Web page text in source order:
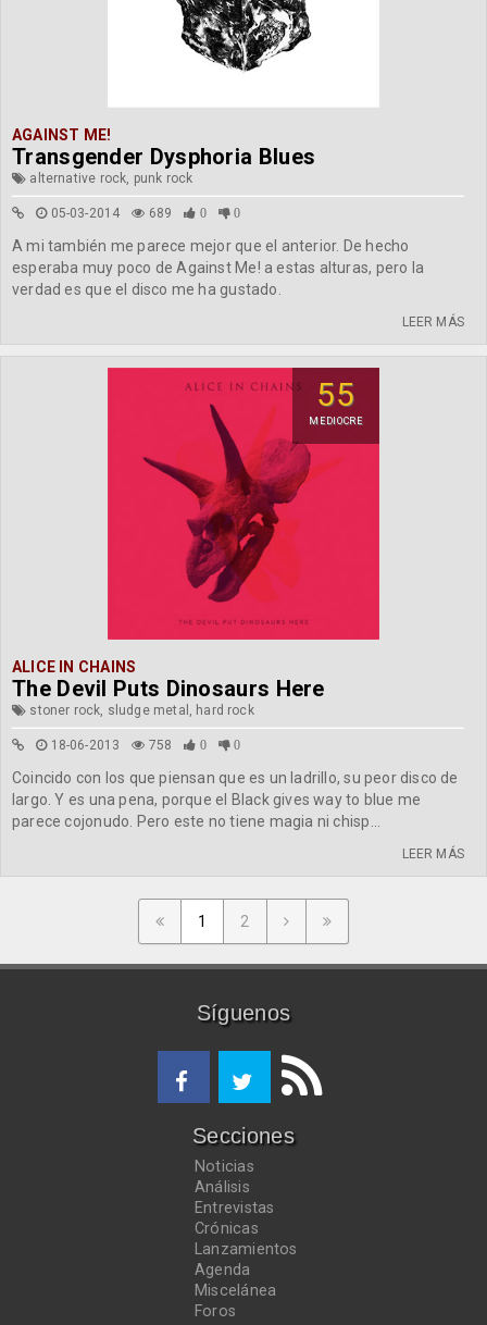
AGAINST ME!
Transgender Dysphoria Blues
alternative rock, punk rock
05-03-2014 689 0 0
A mi también me parece mejor que el anterior. De hecho
esperaba muy poco de Against Me! a estas alturas, pero la
verdad es que el disco me ha gustado.
LEER MÁS
55
MEDIOCRE
ALICE IN CHAINS
The Devil Puts Dinosaurs Here
stoner rock, sludge metal, hard rock
18-06-2013 758 0 0
Coincido con los que piensan que es un ladrillo, su peor disco de
largo. Y es una pena, porque el Black gives way to blue me
parece cojonudo. Pero este no tiene magia ni chisp...
LEER MÁS
1 2
Síguenos
Secciones
Noticias
Análisis
Entrevistas
Crónicas
Lanzamientos
Agenda
Miscelánea
Foros